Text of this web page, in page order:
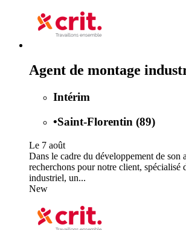
Agent de montage
Intérim
•Saint-Florentin (89)
Le 7 août
Dans le cadre du développement de son
recherchons pour notre client, spécialisé
industriel, un...
New